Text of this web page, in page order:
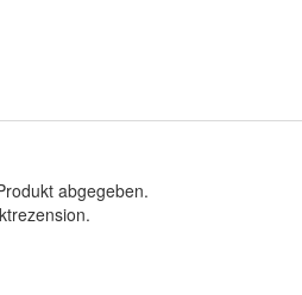
abgegeben.
.